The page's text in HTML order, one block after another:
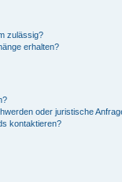
zulässig?
erhalten?
oder juristische
kontaktieren?